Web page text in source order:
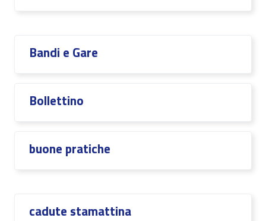
Bandi e Gare
Bollettino
buone pratiche
cadute stamattina